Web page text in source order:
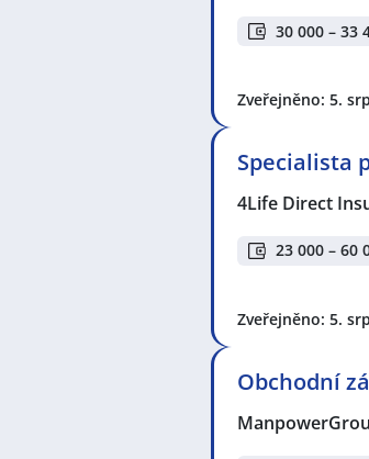
30 000 – 33
Zveřejněno: 5.
Specialista
4Life Direct
23 000 – 60
Zveřejněno: 5.
Obchodní